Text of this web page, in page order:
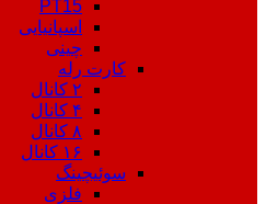
PT15
اسپانیایی
چینی
کارت رله
۲ کانال
۴ کانال
۸ کانال
۱۶ کانال
سوئیچینگ
فلزی